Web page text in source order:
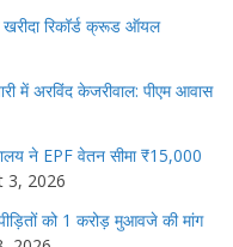
खरीदा रिकॉर्ड क्रूड ऑयल
में अरविंद केजरीवाल: पीएम आवास
ने EPF वेतन सीमा ₹15,000
3, 2026
को 1 करोड़ मुआवजे की मांग